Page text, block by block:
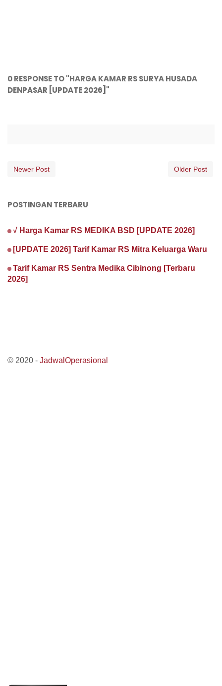
0 RESPONSE TO "HARGA KAMAR RS SURYA HUSADA
DENPASAR [UPDATE 2026]"
Newer Post Older Post
POSTINGAN TERBARU
√ Harga Kamar RS MEDIKA BSD [UPDATE 2026]
[UPDATE 2026] Tarif Kamar RS Mitra Keluarga Waru
Tarif Kamar RS Sentra Medika Cibinong [Terbaru
2026]
© 2020 - JadwalOperasional